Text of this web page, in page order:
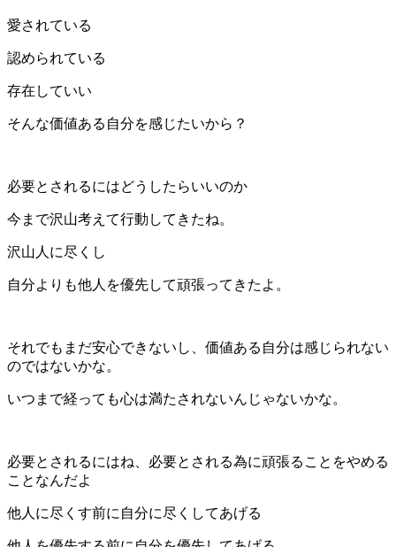
愛されている
認められている
存在していい
そんな価値ある自分を感じたいから？
必要とされるにはどうしたらいいのか
今まで沢山考えて行動してきたね。
沢山人に尽くし
自分よりも他人を優先して頑張ってきたよ。
それでもまだ安心できないし、価値ある自分は感じられない
のではないかな。
いつまで経っても心は満たされないんじゃないかな。
必要とされるにはね、必要とされる為に頑張ることをやめる
ことなんだよ
他人に尽くす前に自分に尽くしてあげる